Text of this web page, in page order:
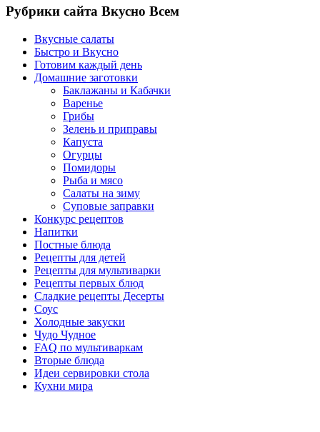
Рубрики сайта Вкусно Всем
Вкусные салаты
Быстро и Вкусно
Готовим каждый день
Домашние заготовки
Баклажаны и Кабачки
Варенье
Грибы
Зелень и приправы
Капуста
Огурцы
Помидоры
Рыба и мясо
Салаты на зиму
Суповые заправки
Конкурс рецептов
Напитки
Постные блюда
Рецепты для детей
Рецепты для мультиварки
Рецепты первых блюд
Сладкие рецепты Десерты
Соус
Холодные закуски
Чудо Чудное
FAQ по мультиваркам
Вторые блюда
Идеи сервировки стола
Кухни мира